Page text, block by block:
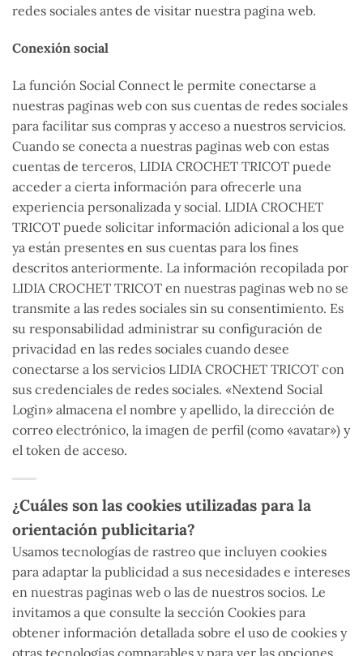
redes sociales antes de visitar nuestra pagina web.
Conexión social
La función Social Connect le permite conectarse a
nuestras paginas web con sus cuentas de redes sociales
para facilitar sus compras y acceso a nuestros servicios.
Cuando se conecta a nuestras paginas web con estas
cuentas de terceros, LIDIA CROCHET TRICOT puede
acceder a cierta información para ofrecerle una
experiencia personalizada y social. LIDIA CROCHET
TRICOT puede solicitar información adicional a los que
ya están presentes en sus cuentas para los fines
descritos anteriormente. La información recopilada por
LIDIA CROCHET TRICOT en nuestras paginas web no se
transmite a las redes sociales sin su consentimiento. Es
su responsabilidad administrar su configuración de
privacidad en las redes sociales cuando desee
conectarse a los servicios LIDIA CROCHET TRICOT con
sus credenciales de redes sociales. «Nextend Social
Login» almacena el nombre y apellido, la dirección de
correo electrónico, la imagen de perfil (como «avatar») y
el token de acceso.
¿Cuáles son las cookies utilizadas para la
orientación publicitaria?
Usamos tecnologías de rastreo que incluyen cookies
para adaptar la publicidad a sus necesidades e intereses
en nuestras paginas web o las de nuestros socios. Le
invitamos a que consulte la sección Cookies para
obtener información detallada sobre el uso de cookies y
otras tecnologías comparables y para ver las opciones